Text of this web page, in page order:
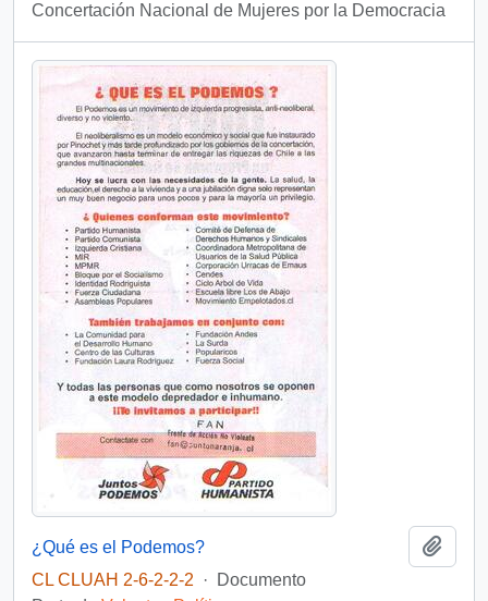
Concertación Nacional de Mujeres por la Democracia
¿Qué es el Podemos?
CL CLUAH 2-6-2-2-2
·
Documento